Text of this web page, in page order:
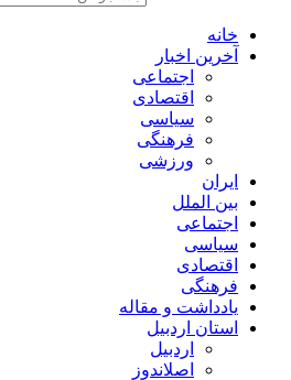
خانه
آخرین اخبار
اجتماعی
اقتصادی
سیاسی
فرهنگی
ورزشی
ایران
بین الملل
اجتماعی
سیاسی
اقتصادی
فرهنگی
یادداشت و مقاله
استان اردبیل
اردبیل
اصلاندوز